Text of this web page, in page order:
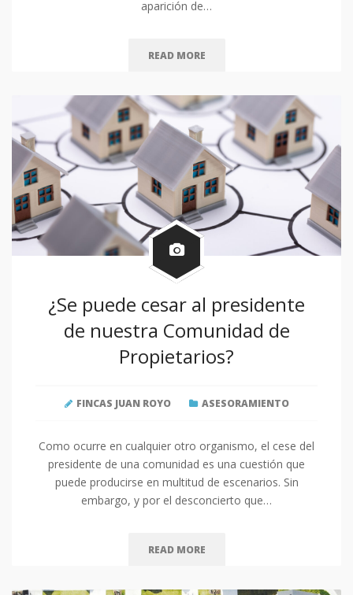
aparición de…
READ MORE
¿Se puede cesar al presidente
de nuestra Comunidad de
Propietarios?
FINCAS JUAN ROYO ASESORAMIENTO
Como ocurre en cualquier otro organismo, el cese del
presidente de una comunidad es una cuestión que
puede producirse en multitud de escenarios. Sin
embargo, y por el desconcierto que…
READ MORE